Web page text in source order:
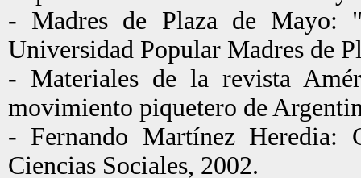
- Madres de Plaza de Mayo:
Universidad Popular Madres de
- Materiales de la revista
movimiento piquetero de
- Fernando Martínez Heredia:
Ciencias Sociales, 2002.